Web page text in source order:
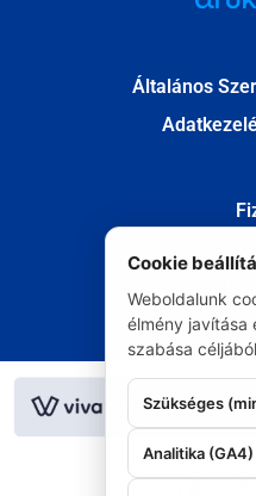
Általános
© Minden jog
Cookie
Weboldalunk
élmény javítása
szabása
Szükséges
Analitika (GA4)